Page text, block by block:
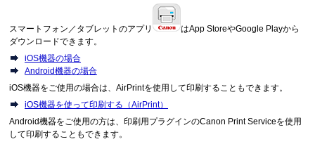
スマートフォン／タブレットのアプリ はApp StoreやGoogle Playから
ダウンロードできます。
iOS機器の場合
Android機器の場合
iOS機器をご使用の場合は、AirPrintを使用して印刷することもできます。
iOS機器を使って印刷する（AirPrint）
Android機器をご使用の方は、印刷用プラグインのCanon Print Serviceを使用
して印刷することもできます。